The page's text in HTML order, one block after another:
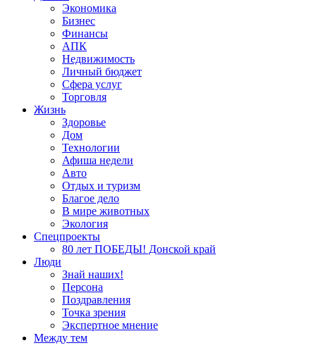
Экономика
Бизнес
Финансы
АПК
Недвижимость
Личный бюджет
Сфера услуг
Торговля
Жизнь
Здоровье
Дом
Технологии
Афиша недели
Авто
Отдых и туризм
Благое дело
В мире животных
Экология
Спецпроекты
80 лет ПОБЕДЫ! Донской край
Люди
Знай наших!
Персона
Поздравления
Точка зрения
Экспертное мнение
Между тем